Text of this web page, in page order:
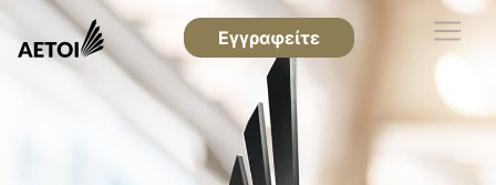
Εγγραφείτε